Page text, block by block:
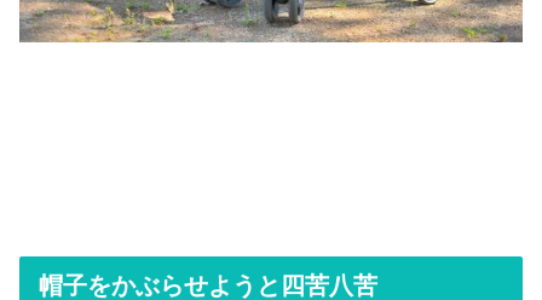
帽子をかぶらせようと四苦八苦